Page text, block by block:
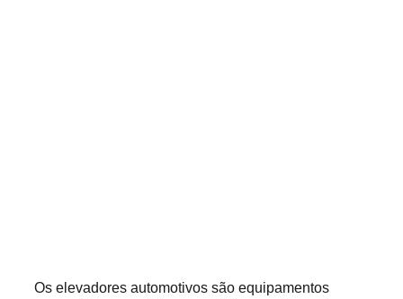
Os elevadores automotivos são equipamentos